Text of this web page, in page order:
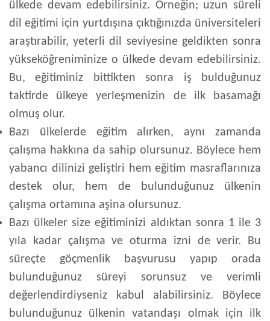
ülkede devam edebilirsiniz. Örneğin; uzun süreli
dil eğitimi için yurtdışına çıktığınızda üniversiteleri
araştırabilir, yeterli dil seviyesine geldikten sonra
yükseköğreniminize o ülkede devam edebilirsiniz.
Bu, eğitiminiz bittikten sonra iş bulduğunuz
taktirde ülkeye yerleşmenizin de ilk basamağı
olmuş olur.
Bazı ülkelerde eğitim alırken, aynı zamanda
çalışma hakkına da sahip olursunuz. Böylece hem
yabancı dilinizi geliştiri hem eğitim masraflarınıza
destek olur, hem de bulunduğunuz ülkenin
çalışma ortamına aşina olursunuz.
Bazı ülkeler size eğitiminizi aldıktan sonra 1 ile 3
yıla kadar çalışma ve oturma izni de verir. Bu
süreçte göçmenlik başvurusu yapıp orada
bulunduğunuz süreyi sorunsuz ve verimli
değerlendirdiyseniz kabul alabilirsiniz. Böylece
bulunduğunuz ülkenin vatandaşı olmak için ilk